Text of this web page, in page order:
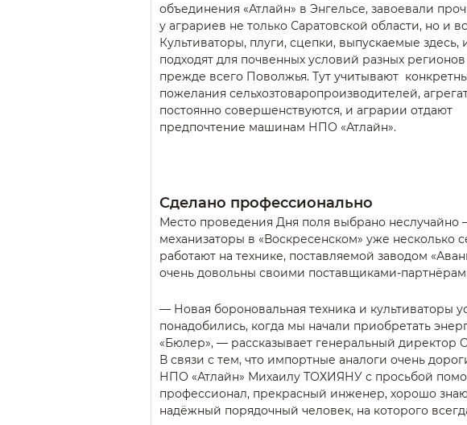
объединения «Атлайн» в Энгельсе, завоевали
у аграриев не только Саратовской области, но и
Культиваторы, плуги, сцепки, выпускаемые здесь,
подходят для почвенных условий разных
прежде всего Поволжья. Тут учитывают
пожелания сельхозтоваропроизводителей,
постоянно совершенствуются, и аграрии отдают
предпочтение машинам НПО «Атлайн».
Сделано профессионально
Место проведения Дня поля выбрано неслучайно
механизаторы в «Воскресенском» уже несколько
работают на технике, поставляемой заводом
очень довольны своими поставщиками-
— Новая бороновальная техника и культиваторы
понадобились, когда мы начали приобретать
«Бюлер», — рассказывает генеральный
В связи с тем, что импортные аналоги очень
НПО «Атлайн» Михаилу ТОХИЯНУ с просьбой
профессионал, прекрасный инженер, хорошо
надёжный порядочный человек, на которого